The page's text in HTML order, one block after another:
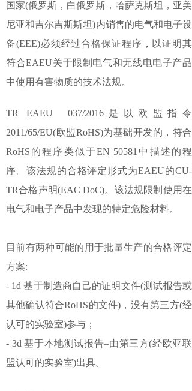
国家(俄罗斯，白俄罗斯，哈萨克斯坦，亚美
尼亚和吉尔吉斯斯坦)内销售的电气和电子设
备(EEE)必须经过合格保证程序，以证明其
符合EAEU关于限制电气和无线电电子产品
中使用有害物质的技术法规。
TR EAEU 037/2016是以欧盟指令
2011/65/EU(欧盟RoHS)为基础开发的，符合
RoHS的程序类似于EN 50581中描述的程
序。该法规的合格评定形式为EAEU的CU-
TR合格声明(EAC DoC)。该法规限制使用在
电气和电子产品中发现的特定危险材料。
目前有两种可能的用于批量生产的合格评定
方案:
- 1d 基于制造商自己的证明文件(测试报告或
其他确认符合RoHS的文件)，没有第三方(经
认可的实验室)参与；
- 3d 基于本地测试报告–由第三方(经欧亚联
盟认可的实验室)出具。